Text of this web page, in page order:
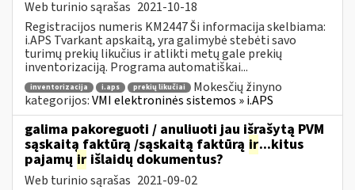
Web turinio sąrašas 2021-10-18
Registracijos numeris KM2447 Ši informacija skelbiama:
i.APS Tvarkant apskaitą, yra galimybė stebėti savo
turimų prekių likučius ir atlikti metų gale prekių
inventorizaciją. Programa automatiškai...
inventorizacija i.aps prekių likučiai
Mokesčių žinyno
kategorijos:VMI elektroninės sistemos » i.APS
galima pakoreguoti / anuliuoti jau išrašytą PVM
sąskaitą faktūrą /sąskaitą faktūrą ir...kitus
pajamų ir išlaidų dokumentus?
Web turinio sąrašas 2021-09-02